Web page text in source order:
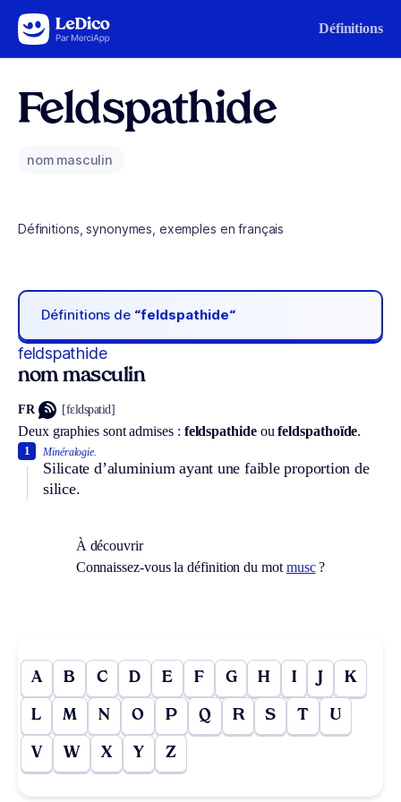
Aller au contenu Définitions
Feldspathide
nom masculin
Définitions, synonymes, exemples en français
Définitions de “feldspathide“
feldspathide
nom masculin
FR [fɛldspatid]
Deux graphies sont admises : feldspathideoufeldspathoïde.
Minéralogie.
Silicate d’aluminium ayant une faible proportion de
silice.
1
À découvrir
Connaissez-vous la définition du mot musc?
A B C D E F G H I J K
L M N O P Q R S T U
V W X Y Z